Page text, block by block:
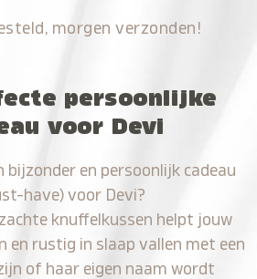
morgen verzonden!
persoonlijke
voor Devi
bijzonder en persoonlijk cadeau
have) voor Devi?
knuffelkussen helpt jouw
en rustig in slaap vallen met een
of haar eigen naam wordt